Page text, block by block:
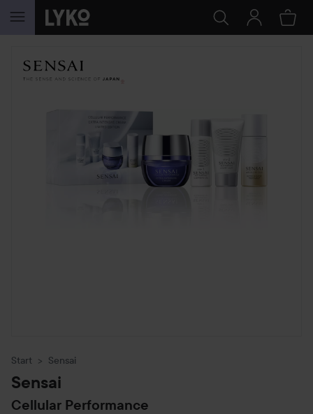
GÅ TIL INNHOLD
Start Sensai
Sensai
Cellular Performance